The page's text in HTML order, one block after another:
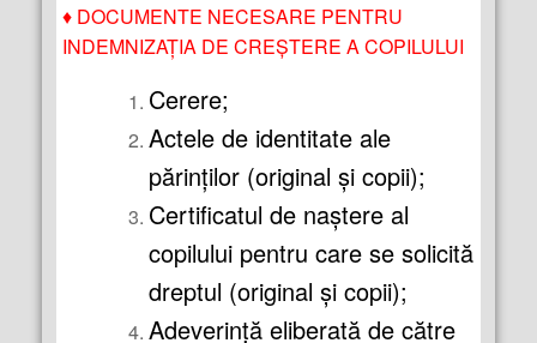
♦ DOCUMENTE NECESARE PENTRU
INDEMNIZAŢIA DE CREŞTERE A COPILULUI
Cerere;
Actele de identitate ale
părinţilor (original şi copii);
Certificatul de naştere al
copilului pentru care se solicită
dreptul (original şi copii);
Adeverinţă eliberată de către